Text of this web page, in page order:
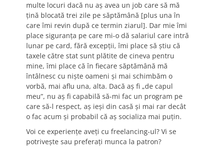
multe locuri dacă nu aş avea un job care să mă
ţină blocată trei zile pe săptămână [plus una în
care îmi revin după ce termin ziarul]. Dar mie îmi
place siguranţa pe care mi-o dă salariul care intră
lunar pe card, fără excepţii, îmi place să ştiu că
taxele către stat sunt plătite de cineva pentru
mine, îmi place că în fiecare săptămână mă
întâlnesc cu nişte oameni şi mai schimbăm o
vorbă, mai aflu una, alta. Dacă aş fi „de capul
meu”, nu aş fi capabilă să-mi fac un program pe
care să-l respect, aş ieşi din casă şi mai rar decât
o fac acum şi probabil că aş socializa mai puţin.
Voi ce experienţe aveţi cu freelancing-ul? Vi se
potriveşte sau preferaţi munca la patron?